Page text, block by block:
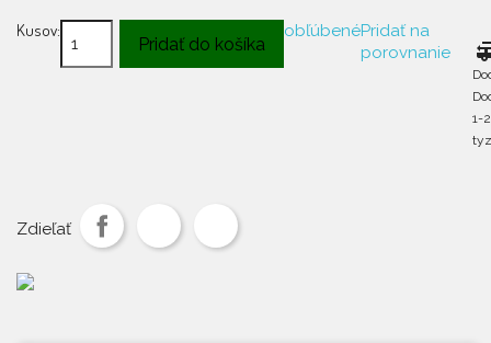
Kusov:
Pridať do košíka
obľúbenéPridať na
porovnanie
1-2
Zdieľať